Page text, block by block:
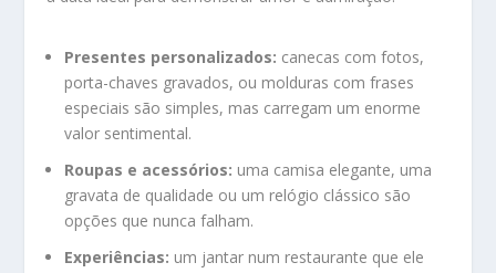
Presentes personalizados: canecas com fotos,
porta-chaves gravados, ou molduras com frases
especiais são simples, mas carregam um enorme
valor sentimental.
Roupas e acessórios: uma camisa elegante, uma
gravata de qualidade ou um relógio clássico são
opções que nunca falham.
Experiências: um jantar num restaurante que ele